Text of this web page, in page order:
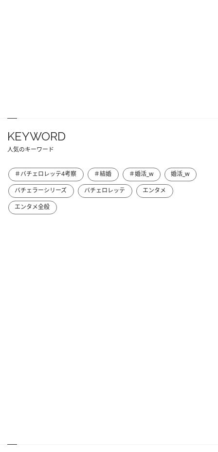
KEYWORD
人気のキーワード
＃バチェロレッテ4考察 ＃結婚 ＃婚活_w
婚活_w
バチェラーシリーズ
バチェロレッテ
エンタメ
エンタメ全般